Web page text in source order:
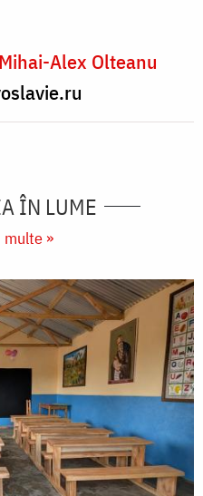
Mihai-Alex Olteanu
ÎN LUME
multe »